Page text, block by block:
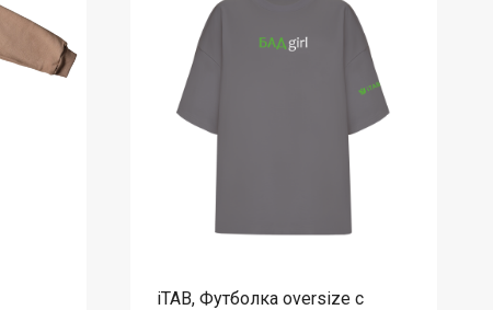
iTAB, Футболка oversize с